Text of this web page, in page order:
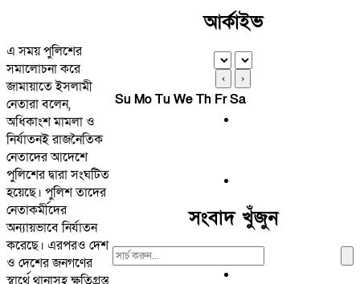
এ সময় পুলিশের
সমালোচনা করে
জামায়াতে ইসলামী
নেতারা বলেন,
অধিকাংশ মামলা ও
নির্যাতনই রাজনৈতিক
নেতাদের আদেশে
পুলিশের দ্বারা সংঘটিত
হয়েছে। পুলিশ তাদের
নেতাকর্মীদের
অন্যায়ভাবে নির্যাতন
করেছে। এরপরও দেশ
ও দেশের জনগণের
আর্কাইভ
‹ ›
Su MoTu WeTh FrSa
সংবাদ খুঁজুন
Search